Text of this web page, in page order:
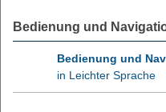
Bedienung und
Bedienung und
in Leichter Sprache